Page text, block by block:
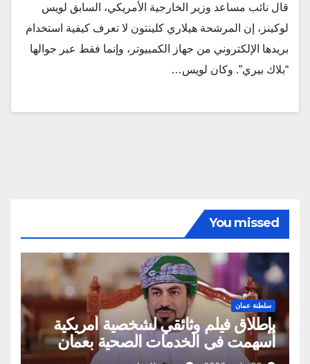
قال نائب مساعد وزير الخارجية الأمريكي، السابق لويس
لوكينز، إن المرشحة هيلاري كلينتون لا تعرف كيفية استخدام
بريدها الإلكتروني من جهاز الكمبيوتر، وإنما فقط عبر جوالها
“بلاك بيري”. وكان لويس…
You missed
سلطنة عمان
بإطلاق فيلم وثائقي لشخصية أمريكية
أسهمت في الخدمات الصحية بعمان